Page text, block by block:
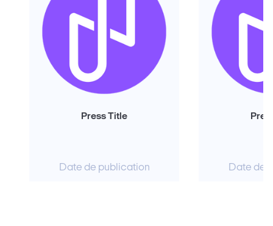
Press Title
Date de publication Date de